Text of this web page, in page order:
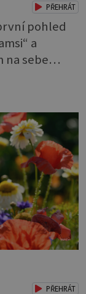
PŘEHRÁT
pohled
a
na sebe
měli
nutno
uškodit
špatné
PŘEHRÁT